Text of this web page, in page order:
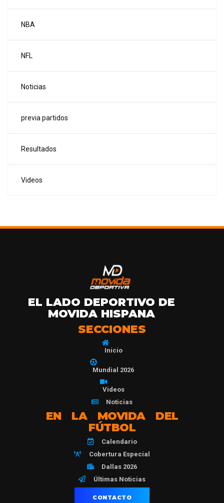
NBA
NFL
Noticias
previa partidos
Resultados
Videos
EL LADO DEPORTIVO DE
MOVIDA HISPANA
SECCIONES
Inicio
Mundial 2026
Videos
Noticias
EN LA MOVIDA DEL
FÚTBOL
Calendario
Cobertura Especial
Dallas 2026
Últimas Noticias
CONTACTO